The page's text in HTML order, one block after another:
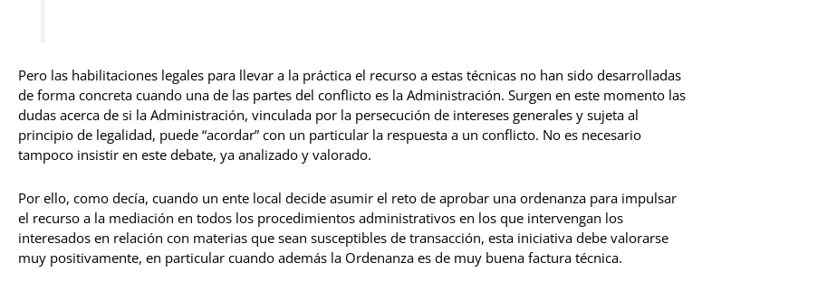
Pero las habilitaciones legales para llevar a la práctica el recurso a estas técnicas no han sido desarrolladas
de forma concreta cuando una de las partes del conflicto es la Administración. Surgen en este momento las
dudas acerca de si la Administración, vinculada por la persecución de intereses generales y sujeta al
principio de legalidad, puede “acordar” con un particular la respuesta a un conflicto. No es necesario
tampoco insistir en este debate, ya analizado y valorado.
Por ello, como decía, cuando un ente local decide asumir el reto de aprobar una ordenanza para impulsar
el recurso a la mediación en todos los procedimientos administrativos en los que intervengan los
interesados en relación con materias que sean susceptibles de transacción, esta iniciativa debe valorarse
muy positivamente, en particular cuando además la Ordenanza es de muy buena factura técnica.